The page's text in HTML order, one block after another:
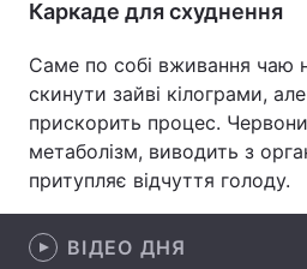
Тема оформлення
Каркаде для схуднення
Саме по собі вживання чаю
скинути зайві кілограми,
прискорить процес.
метаболізм, виводить з
притупляє відчуття голоду.
ВІДЕО ДНЯ